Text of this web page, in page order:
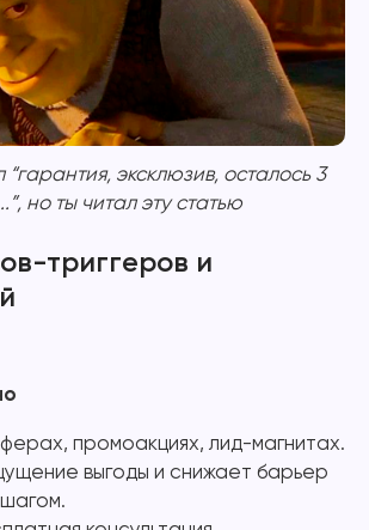
“гарантия, эксклюзив, осталось 3
но ты читал эту статью
триггеров и
промоакциях, лид-магнитах.
выгоды и снижает барьер